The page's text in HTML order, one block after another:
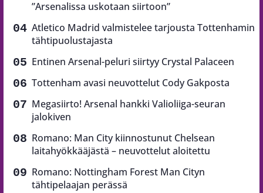
”Arsenalissa uskotaan siirtoon”
Atletico Madrid valmistelee tarjousta Tottenhamin
tähtipuolustajasta
Entinen Arsenal-peluri siirtyy Crystal Palaceen
Tottenham avasi neuvottelut Cody Gakposta
Megasiirto! Arsenal hankki Valioliiga-seuran
jalokiven
Romano: Man City kiinnostunut Chelsean
laitahyökkääjästä – neuvottelut aloitettu
Romano: Nottingham Forest Man Cityn
tähtipelaajan perässä